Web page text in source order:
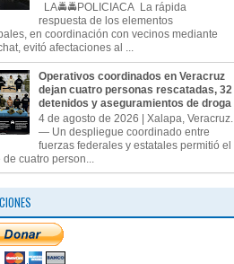
LA🚔🚔POLICIACA La rápida
respuesta de los elementos
en coordinación con vecinos mediante
evitó afectaciones al ...
Operativos coordinados en Veracruz
dejan cuatro personas rescatadas, 32
detenidos y aseguramientos de droga
4 de agosto de 2026 | Xalapa, Veracruz.
— Un despliegue coordinado entre
fuerzas federales y estatales permitió el
de cuatro person...